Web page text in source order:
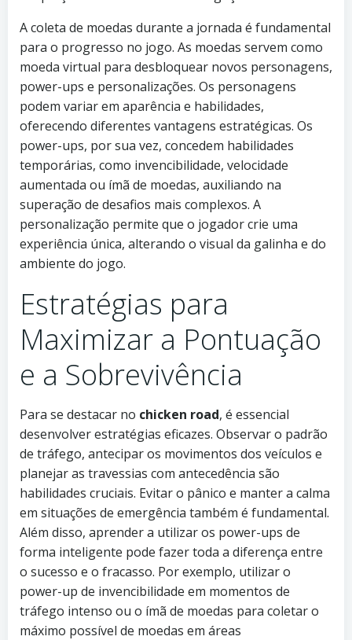
A coleta de moedas durante a jornada é fundamental
para o progresso no jogo. As moedas servem como
moeda virtual para desbloquear novos personagens,
power-ups e personalizações. Os personagens
podem variar em aparência e habilidades,
oferecendo diferentes vantagens estratégicas. Os
power-ups, por sua vez, concedem habilidades
temporárias, como invencibilidade, velocidade
aumentada ou ímã de moedas, auxiliando na
superação de desafios mais complexos. A
personalização permite que o jogador crie uma
experiência única, alterando o visual da galinha e do
ambiente do jogo.
Estratégias para
Maximizar a Pontuação
e a Sobrevivência
Para se destacar no chicken road, é essencial
desenvolver estratégias eficazes. Observar o padrão
de tráfego, antecipar os movimentos dos veículos e
planejar as travessias com antecedência são
habilidades cruciais. Evitar o pânico e manter a calma
em situações de emergência também é fundamental.
Além disso, aprender a utilizar os power-ups de
forma inteligente pode fazer toda a diferença entre
o sucesso e o fracasso. Por exemplo, utilizar o
power-up de invencibilidade em momentos de
tráfego intenso ou o ímã de moedas para coletar o
máximo possível de moedas em áreas